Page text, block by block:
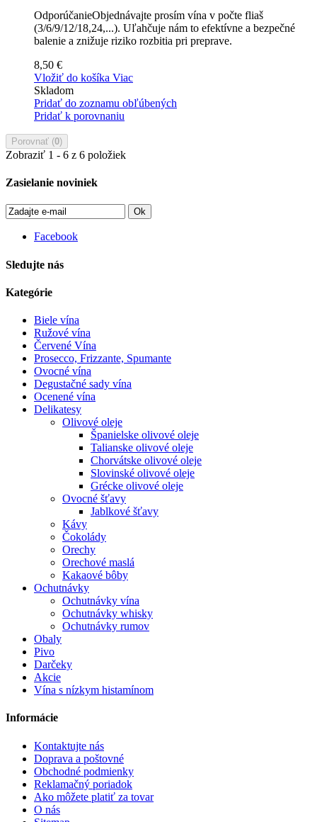
OdporúčanieObjednávajte prosím vína v počte fliaš
(3/6/9/12/18,24,...). Uľahčuje nám to efektívne a bezpečné
balenie a znižuje riziko rozbitia pri preprave.
8,50 €
Vložiť do košíka Viac
Skladom
Pridať do zoznamu obľúbených
Pridať k porovnaniu
Porovnať (0)
Zobraziť 1 - 6 z 6 položiek
Zasielanie noviniek
Ok
Facebook
Sledujte nás
Kategórie
Biele vína
Ružové vína
Červené Vína
Prosecco, Frizzante, Spumante
Ovocné vína
Degustačné sady vína
Ocenené vína
Delikatesy
Olivové oleje
Španielske olivové oleje
Talianske olivové oleje
Chorvátske olivové oleje
Slovinské olivové oleje
Grécke olivové oleje
Ovocné šťavy
Jablkové šťavy
Kávy
Čokolády
Orechy
Orechové maslá
Kakaové bôby
Ochutnávky
Ochutnávky vína
Ochutnávky whisky
Ochutnávky rumov
Obaly
Pivo
Darčeky
Akcie
Vína s nízkym histamínom
Informácie
Kontaktujte nás
Doprava a poštovné
Obchodné podmienky
Reklamačný poriadok
Ako môžete platiť za tovar
O nás